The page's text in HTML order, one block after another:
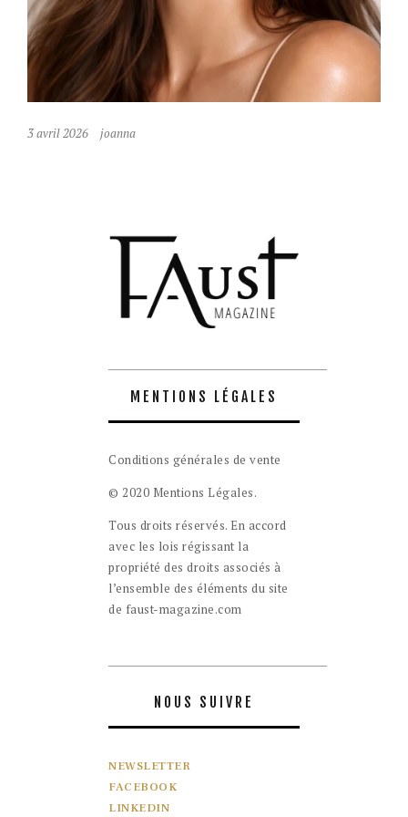
3 avril 2026 joanna
MENTIONS LÉGALES
Conditions générales de vente
© 2020 Mentions Légales.
Tous droits réservés. En accord
avec les lois régissant la
propriété des droits associés à
l’ensemble des éléments du site
de faust-magazine.com
NOUS SUIVRE
NEWSLETTER
FACEBOOK
LINKEDIN